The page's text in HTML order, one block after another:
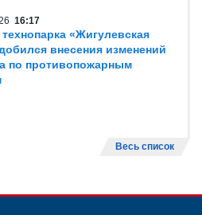
16:17
технопарка «Жигулевская
внесения изменений
по противопожарным
Весь список